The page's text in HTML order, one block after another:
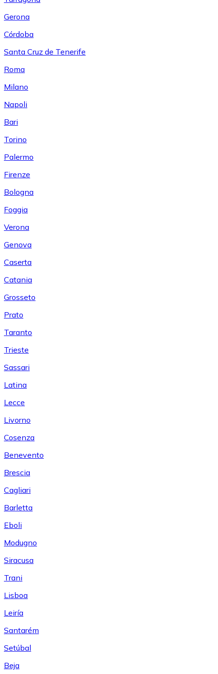
Gerona
Córdoba
Santa Cruz de Tenerife
Roma
Milano
Napoli
Bari
Torino
Palermo
Firenze
Bologna
Foggia
Verona
Genova
Caserta
Catania
Grosseto
Prato
Taranto
Trieste
Sassari
Latina
Lecce
Livorno
Cosenza
Benevento
Brescia
Cagliari
Barletta
Eboli
Modugno
Siracusa
Trani
Lisboa
Leiría
Santarém
Setúbal
Beja